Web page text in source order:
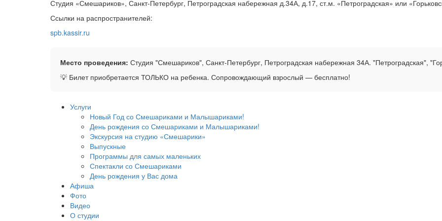
Студия «Смешариков», Санкт-Петербург, Петроградская набережная д.34А, д.17, ст.м. «Петроградская» или
Ссылки на распространителей:
spb.kassir.ru
Место проведения: Студия "Смешариков", Санкт-Петербург, Петроградская набережная 34А. "Петроградская",
💡 Билет приобретается ТОЛЬКО на ребенка. Сопровождающий взрослый — бесплатно!
Услуги
Новый Год со Смешариками и Малышариками!
День рождения со Смешариками и Малышариками!
Экскурсия на студию «Смешарики»
Выпускные
Программы для самых маленьких
Спектакли со Смешариками
День рождения у Вас дома
Афиша
Фото
Видео
О студии